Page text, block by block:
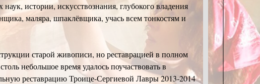
истории, искусствознания, глубокого владения
маляра, шпаклёвщика, учась всем тонкостям и
старой живописи, но реставрацией в полном
небольшое время удалось поучаствовать в
реставрацию Троице-Сергиевой Лавры 2013-2014